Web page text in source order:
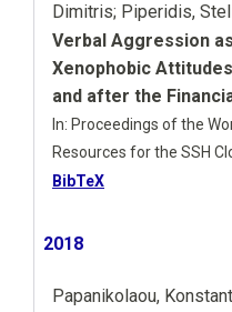
Dimitris; Piperidis,
Verbal Aggression
Xenophobic
and after the
In: Proceedings of the
Resources for the SSH
BibTeX
2018
Papanikolaou,